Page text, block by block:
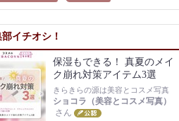
イチオシ！
保湿もできる！ 真夏のメイ
ク崩れ対策アイテム3選
きらきらの源は美容とコスメ写真
ショコラ（美容とコスメ写真）
さん